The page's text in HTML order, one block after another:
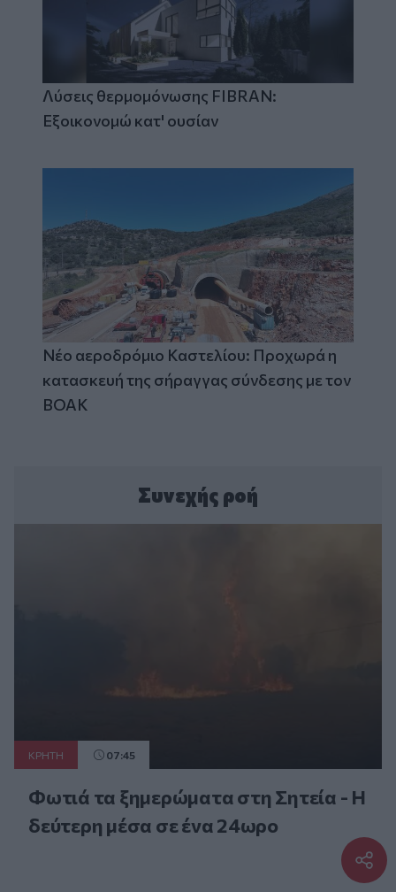
Λύσεις θερμομόνωσης FIBRAN:
Εξοικονομώ κατ' ουσίαν
Νέο αεροδρόμιο Καστελίου: Προχωρά η
κατασκευή της σήραγγας σύνδεσης με τον
ΒΟΑΚ
Συνεχής ροή
ΚΡΗΤΗ 07:45
Φωτιά τα ξημερώματα στη Σητεία - Η
δεύτερη μέσα σε ένα 24ωρο